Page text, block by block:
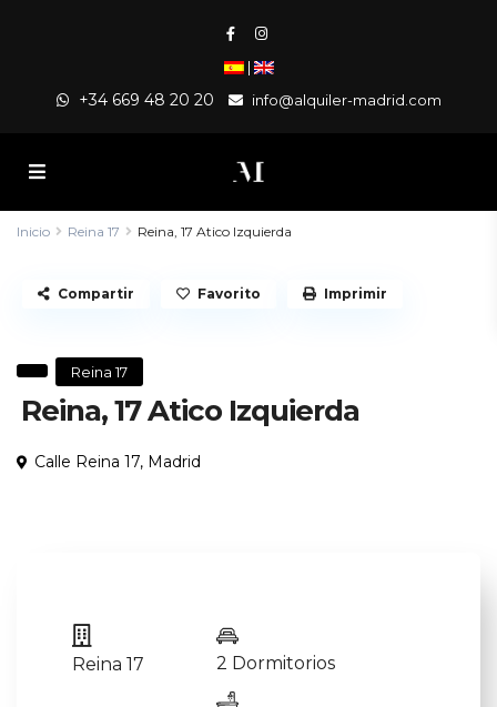
|
+34 669 48 20 20 info@alquiler-madrid.com
Inicio Reina 17 Reina, 17 Atico Izquierda
Reina 17
Reina, 17 Atico Izquierda
Calle Reina 17, Madrid
Compartir Favorito Imprimir
Reina 17 2 Dormitorios